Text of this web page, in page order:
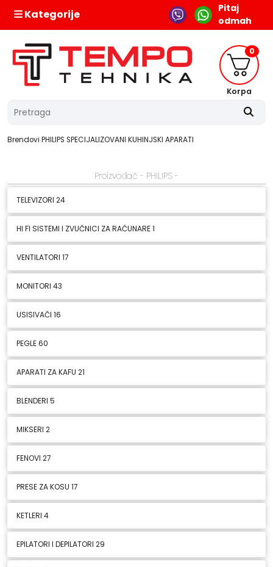
Kategorije
Pitaj
odmah
0
Korpa
Brendovi PHILIPS SPECIJALIZOVANI KUHINJSKI APARATI
Proizvođač - PHILIPS -
TELEVIZORI 24
HI FI SISTEMI I ZVUČNICI ZA RAČUNARE1
VENTILATORI 17
MONITORI 43
USISIVAČI 16
PEGLE60
APARATI ZA KAFU 21
BLENDERI 5
MIKSERI 2
FENOVI 27
PRESE ZA KOSU 17
KETLERI 4
EPILATORI I DEPILATORI 29